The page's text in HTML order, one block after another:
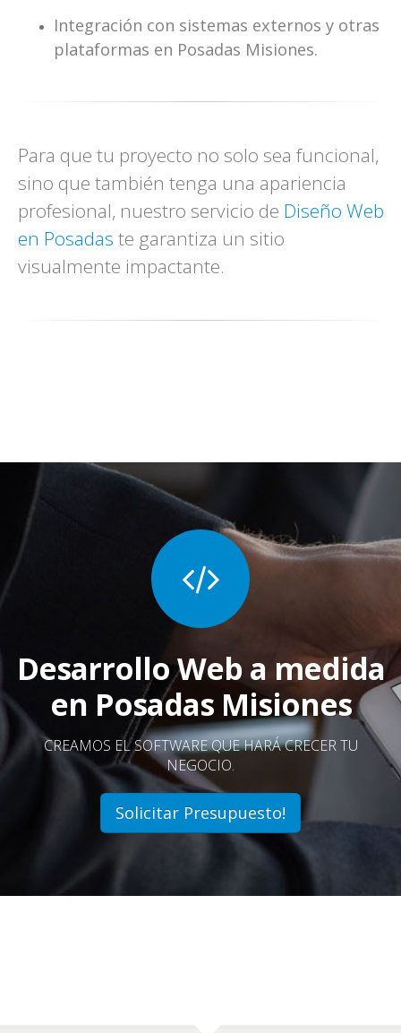
Integración con sistemas externos y otras
plataformas en Posadas Misiones.
Para que tu proyecto no solo sea funcional,
sino que también tenga una apariencia
profesional, nuestro servicio de Diseño Web
en Posadas te garantiza un sitio
visualmente impactante.
Desarrollo Web a medida
en Posadas Misiones
CREAMOS EL SOFTWARE QUE HARÁ CRECER TU
NEGOCIO.
Solicitar Presupuesto!